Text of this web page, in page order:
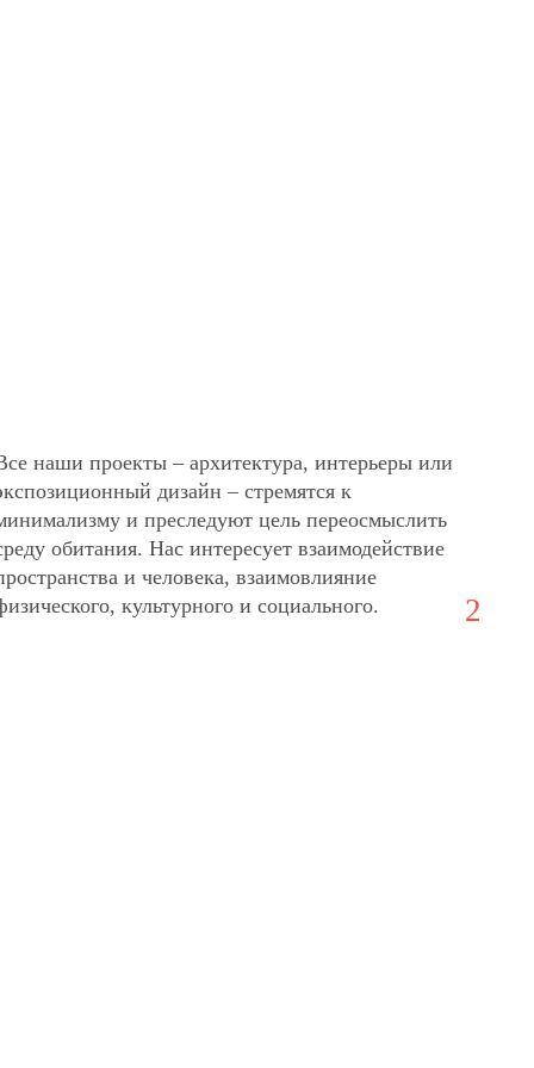
2
наши проекты – архитектура, интерьеры или
дизайн – стремятся к
и преследуют цель переосмыслить
обитания. Нас интересует взаимодействие
и человека, взаимовлияние
культурного и социального.